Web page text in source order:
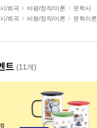
/희곡 비평/창작/이론
문학사
/희곡 비평/창작/이론 문학이론
트 (11개)